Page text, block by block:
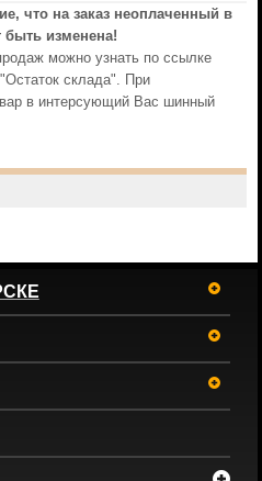
что на заказ неоплаченный в
быть изменена!
можно узнать по ссылке
склада". При
в интерсующий Вас шинный